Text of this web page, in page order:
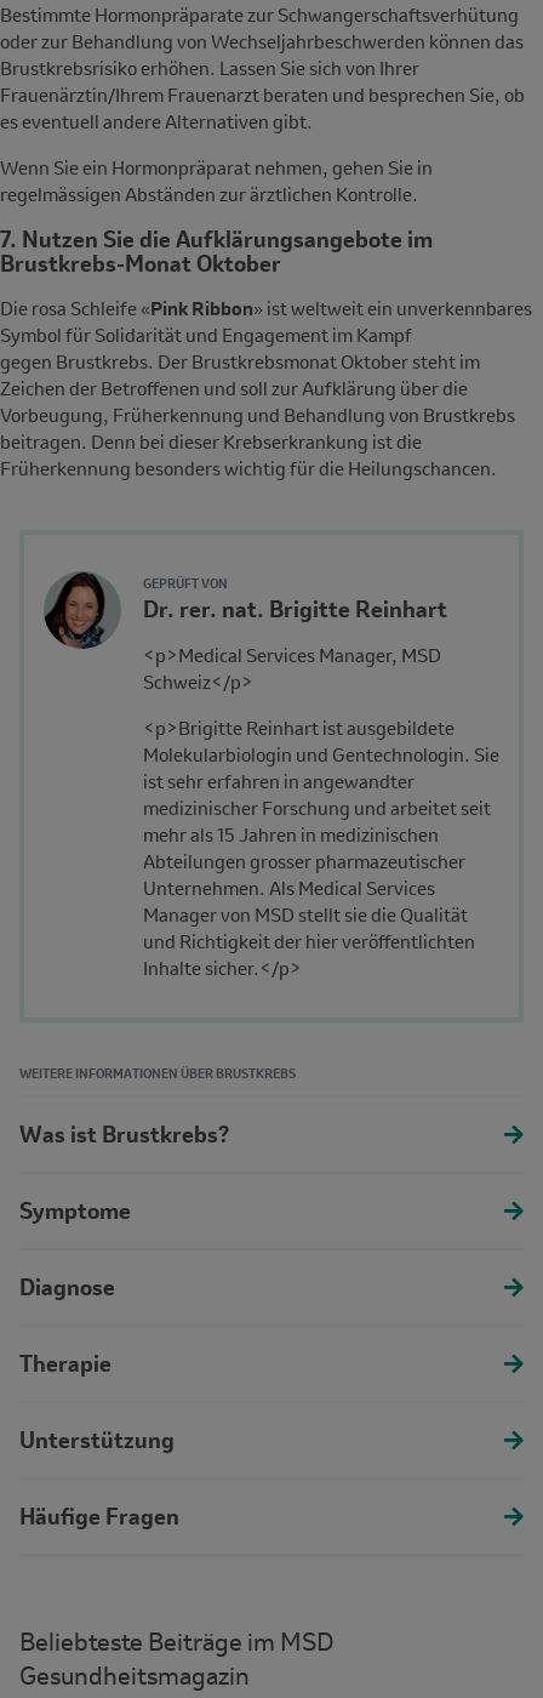
Bestimmte Hormonpräparate zur Schwangerschaftsverhütung
oder zur Behandlung von Wechseljahrbeschwerden können das
Brustkrebsrisiko erhöhen. Lassen Sie sich von Ihrer
Frauenärztin/Ihrem Frauenarzt beraten und besprechen Sie, ob
es eventuell andere Alternativen gibt.
Wenn Sie ein Hormonpräparat nehmen, gehen Sie in
regelmässigen Abständen zur ärztlichen Kontrolle.
7. Nutzen Sie die Aufklärungsangebote im
Brustkrebs-Monat Oktober
Die rosa Schleife «Pink Ribbon» ist weltweit ein unverkennbares
Symbol für Solidarität und Engagement im Kampf
gegen Brustkrebs. Der Brustkrebsmonat Oktober steht im
Zeichen der Betroffenen und soll zur Aufklärung über die
Vorbeugung, Früherkennung und Behandlung von Brustkrebs
beitragen. Denn bei dieser Krebserkrankung ist die
Früherkennung besonders wichtig für die Heilungschancen.
GEPRÜFT VON
Author's
Avatar
Name
Affiliation
Dr. rer. nat. Brigitte Reinhart
Description
<p>Medical Services Manager, MSD
Schweiz</p>
<p>Brigitte Reinhart ist ausgebildete
Molekularbiologin und Gentechnologin. Sie
ist sehr erfahren in angewandter
medizinischer Forschung und arbeitet seit
mehr als 15 Jahren in medizinischen
Abteilungen grosser pharmazeutischer
Unternehmen. Als Medical Services
Manager von MSD stellt sie die Qualität
und Richtigkeit der hier veröffentlichten
Inhalte sicher.</p>
WEITERE INFORMATIONEN ÜBER BRUSTKREBS
Was ist Brustkrebs?
Symptome
Diagnose
Therapie
Unterstützung
Häufige Fragen
Beliebteste Beiträge im MSD
Gesundheitsmagazin